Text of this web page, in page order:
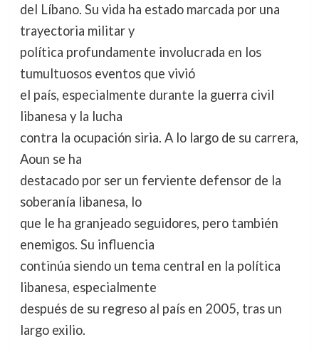
del Líbano. Su vida ha estado marcada por una
trayectoria militar y
política profundamente involucrada en los
tumultuosos eventos que vivió
el país, especialmente durante la guerra civil
libanesa y la lucha
contra la ocupación siria. A lo largo de su carrera,
Aoun se ha
destacado por ser un ferviente defensor de la
soberanía libanesa, lo
que le ha granjeado seguidores, pero también
enemigos. Su influencia
continúa siendo un tema central en la política
libanesa, especialmente
después de su regreso al país en 2005, tras un
largo exilio.